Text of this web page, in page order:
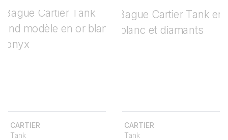
CARTIER
Tank
CARTIER
Tank